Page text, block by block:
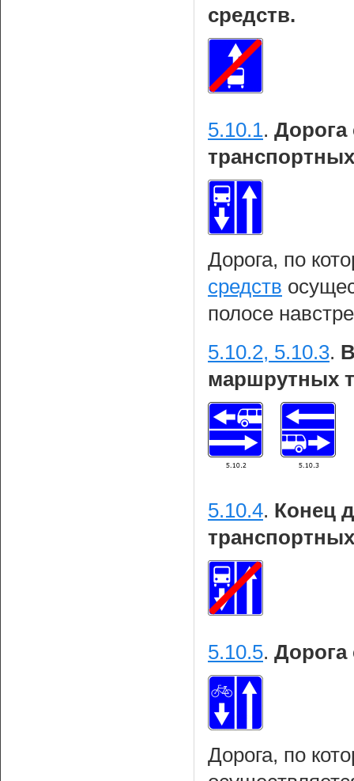
средств.
5.10.1.
Дорога, по
средств
полосе
5.10.2, 5.10.3.
маршрутных
5.10.4. Конец
5.10.5. Дорога
Дорога, по